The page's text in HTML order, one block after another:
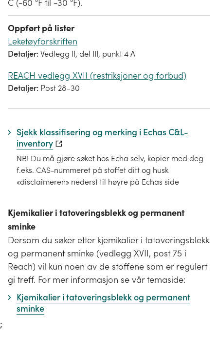
C (-60 °F til -30 °F).
Oppført på lister
Leketøyforskriften
Detaljer:Vedlegg II, del III, punkt 4 A
REACH vedlegg XVII (restriksjoner og forbud)
Detaljer: Post 28-30
Sjekk klassifisering og merking i Echas C&L-
inventory
NB! Du må gjøre søket hos Echa selv, kopier med deg
f.eks. CAS-nummeret på stoffet ditt og husk
«disclaimeren» nederst til høyre på Echas side
Kjemikalier i tatoveringsblekk og permanent
sminke
Dersom du søker etter kjemikalier i tatoveringsblekk
og permanent sminke (vedlegg XVII, post 75 i
Reach) vil kun noen av de stoffene som er regulert
gi treff. For mer informasjon se vår temaside:
Kjemikalier i tatoveringsblekk og permanent
sminke
;